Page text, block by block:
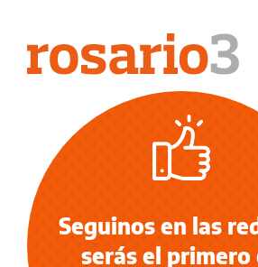
Seguinos en las
serás el primero